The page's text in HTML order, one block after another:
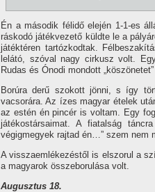
Én a második félidő elején 1-1-es
ráskodó játékvezető küldte le a
játéktéren tartózkodtak.
lelátó, szóval nagy cirkusz volt.
Rudas és Ónodi mondott
Borúra derű szokott jönni, s í­gy
vacsorára. Az í­zes magyar ételek
az estén én pincér is voltam. Egy
játékostársaimat. A fiatalság
végigmegyek rajtad én…” szem nem
A visszaemlékezéstől is elszorul a
a magyarok összeborulása volt.
Augusztus 18.